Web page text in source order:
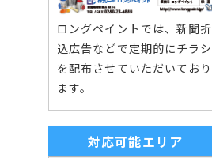
ロングペイントでは、新聞折
込広告などで定期的にチラシ
を配布させていただいており
ます。
対応可能エリア